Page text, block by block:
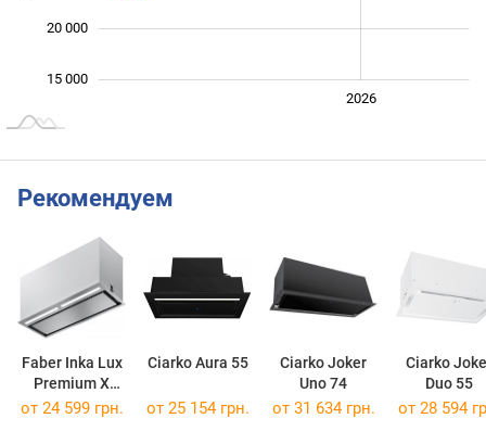
15 000
20 000
2026
Рекомендуем
Faber Inka Lux
Premium X
Matt 70 KL
Ciarko Aura 55
Ciarko Joker
Uno 74
Ciarko
Duo 55
от 24 599 грн. от 25 154 грн. от 31 634 грн. от 28 594